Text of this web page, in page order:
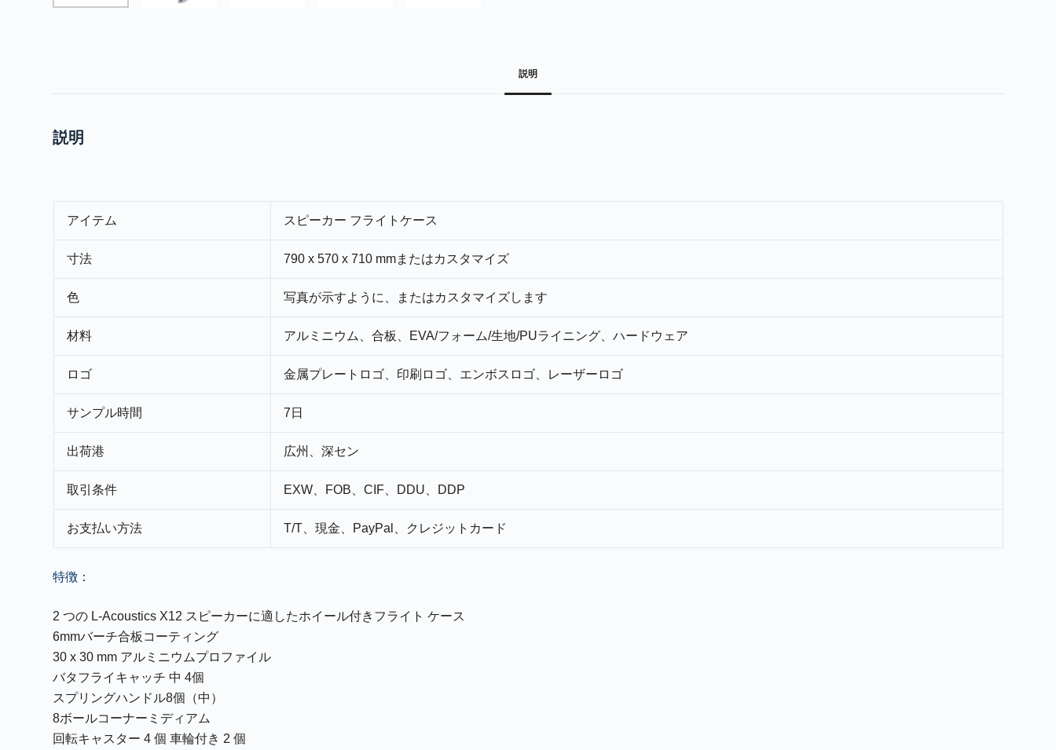
説明
説明
アイテム スピーカー フライトケース
寸法 790 x 570 x 710 mmまたはカスタマイズ
色 写真が示すように、またはカスタマイズします
材料 アルミニウム、合板、EVA/フォーム/生地/PUライニング、ハードウェア
ロゴ 金属プレートロゴ、印刷ロゴ、エンボスロゴ、レーザーロゴ
サンプル時間 7日
出荷港 広州、深セン
取引条件 EXW、FOB、CIF、DDU、DDP
お支払い方法 T/T、現金、PayPal、クレジットカード
特徴：
2 つの L-Acoustics X12 スピーカーに適したホイール付きフライト ケース
6mmバーチ合板コーティング
30 x 30 mm アルミニウムプロファイル
バタフライキャッチ 中 4個
スプリングハンドル8個（中）
8ボールコーナーミディアム
回転キャスター 4 個 車輪付き 2 個